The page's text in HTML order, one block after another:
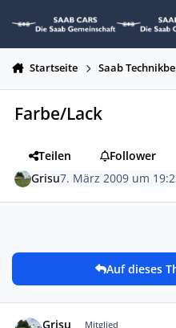
Startseite Saab
Farbe/Lack
Teilen
Follower
Grisu7. März 2009 um
Auf dieses
Grisu Mitglied